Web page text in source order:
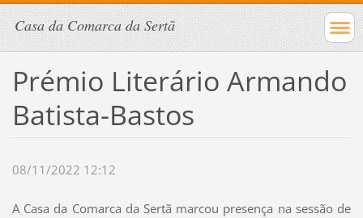
Casa da Comarca da Sertã
Prémio Literário Armando
Batista-Bastos
08/11/2022 12:12
A Casa da Comarca da Sertã marcou presença na sessão de